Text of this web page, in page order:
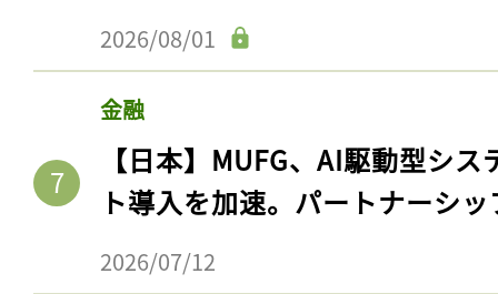
2026/08/01
金融
【日本】MUFG、AI駆動型シ
ト導入を加速。パートナーシ
2026/07/12